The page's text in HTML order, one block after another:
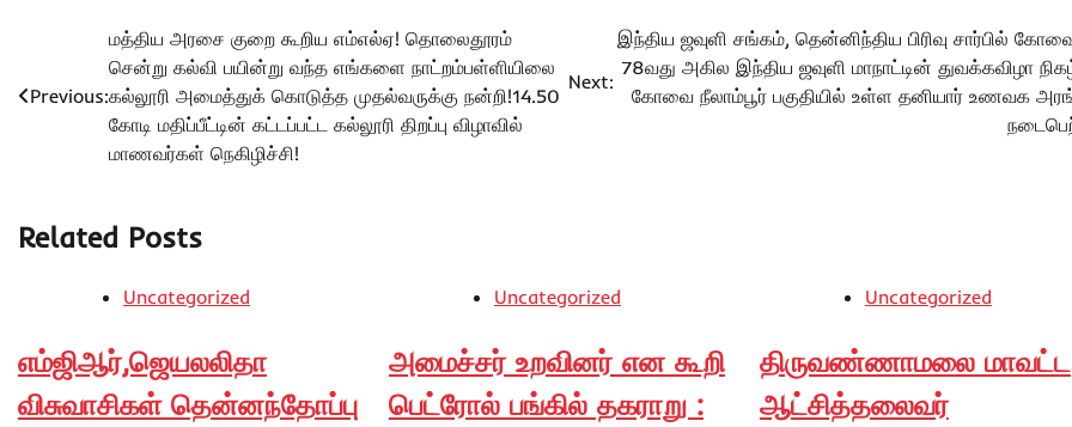
navigation
Previous:
மத்திய அரசை குறை கூறிய எம்எல்ஏ! தொலைதூரம்
சென்று கல்வி பயின்று வந்த எங்களை நாட்றம்பள்ளியிலை
கல்லூரி அமைத்துக் கொடுத்த முதல்வருக்கு நன்றி!14.50
கோடி மதிப்பீட்டின் கட்டப்பட்ட கல்லூரி திறப்பு விழாவில்
மாணவர்கள் நெகிழிச்சி!
Next:
இந்திய ஜவுளி சங்கம், தென்னிந்திய பிரிவு சார்பில்
78வது அகில இந்திய ஜவுளி மாநாட்டின் துவக்கவிழா
கோவை நீலாம்பூர் பகுதியில் உள்ள தனியார் உணவக
Related Posts
Uncategorized
எம்ஜிஆர்,ஜெயலலிதா
விசுவாசிகள் தென்னந்தோப்பு
Uncategorized
அமைச்சர் உறவினர் என கூறி
பெட்ரோல் பங்கில் தகராறு :
Uncategorized
திருவண்ணாமலை மாவட்ட
ஆட்சித்தலைவர்